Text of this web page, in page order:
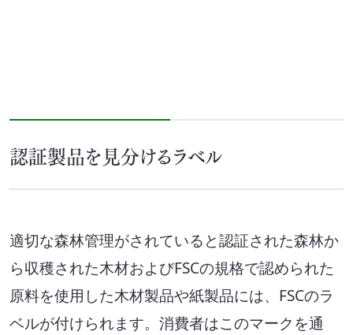
認証製品を見分けるラベル
適切な森林管理がされていると認証された森林か
ら収穫された木材およびFSCの規格で認められた
原料を使用した木材製品や紙製品には、FSCのラ
ベルが付けられます。消費者はこのマークを通